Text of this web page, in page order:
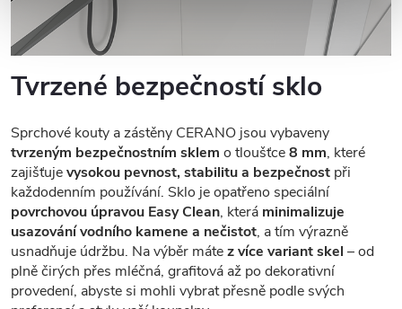
Tvrzené bezpečností sklo
Sprchové kouty a zástěny CERANO jsou vybaveny
tvrzeným bezpečnostním sklem o tloušťce8 mm, které
zajišťujevysokou pevnost, stabilitu a bezpečnost při
každodenním používání. Sklo je opatřeno speciální
povrchovou úpravou Easy Clean, která minimalizuje
usazování vodního kamene a nečistot, a tím výrazně
usnadňuje údržbu. Na výběr mátez více variant skel – od
plně čirých přes mléčná, grafitová až po dekorativní
provedení, abyste si mohli vybrat přesně podle svých